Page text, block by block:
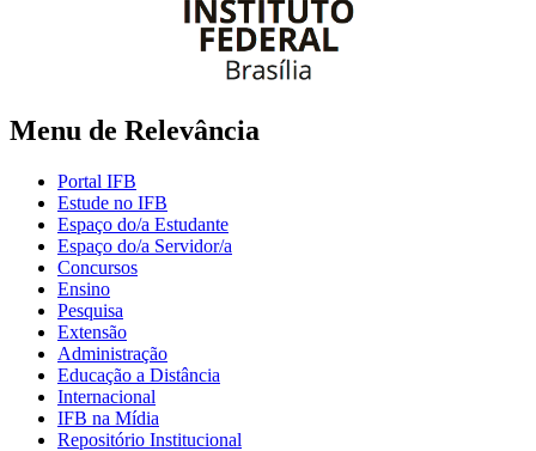
Menu de Relevância
Portal IFB
Estude no IFB
Espaço do/a Estudante
Espaço do/a Servidor/a
Concursos
Ensino
Pesquisa
Extensão
Administração
Educação a Distância
Internacional
IFB na Mídia
Repositório Institucional